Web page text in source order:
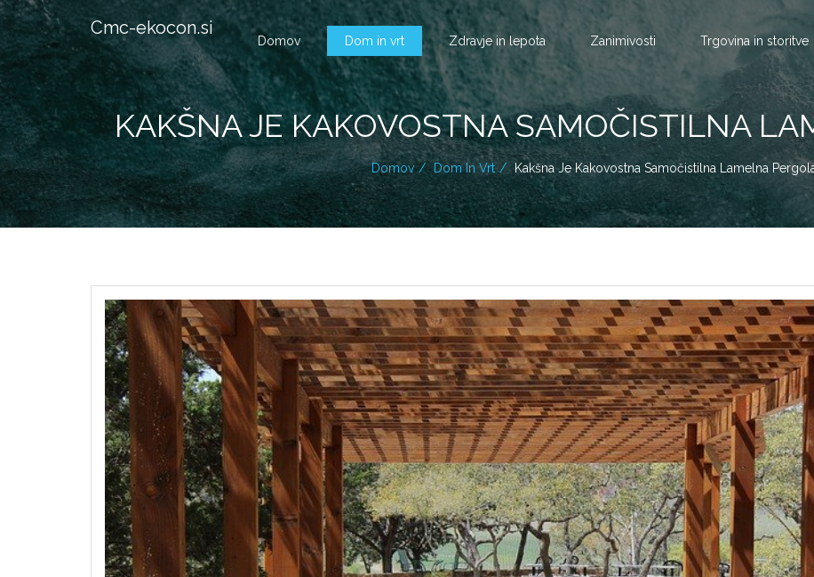
Cmc-ekocon.si
Domov Dom in vrt Zdravje in lepota Zanimivosti Trgovina in storitve
KAKŠNA JE KAKOVOSTNA SAMOČISTILNA
Domov Dom In Vrt Kakšna Je Kakovostna Samočistilna Lamelna